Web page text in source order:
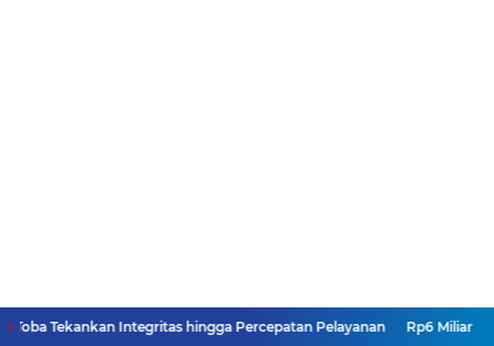
Integritas hingga Percepatan Pelayanan Rp6 Miliar Lebih Berputar